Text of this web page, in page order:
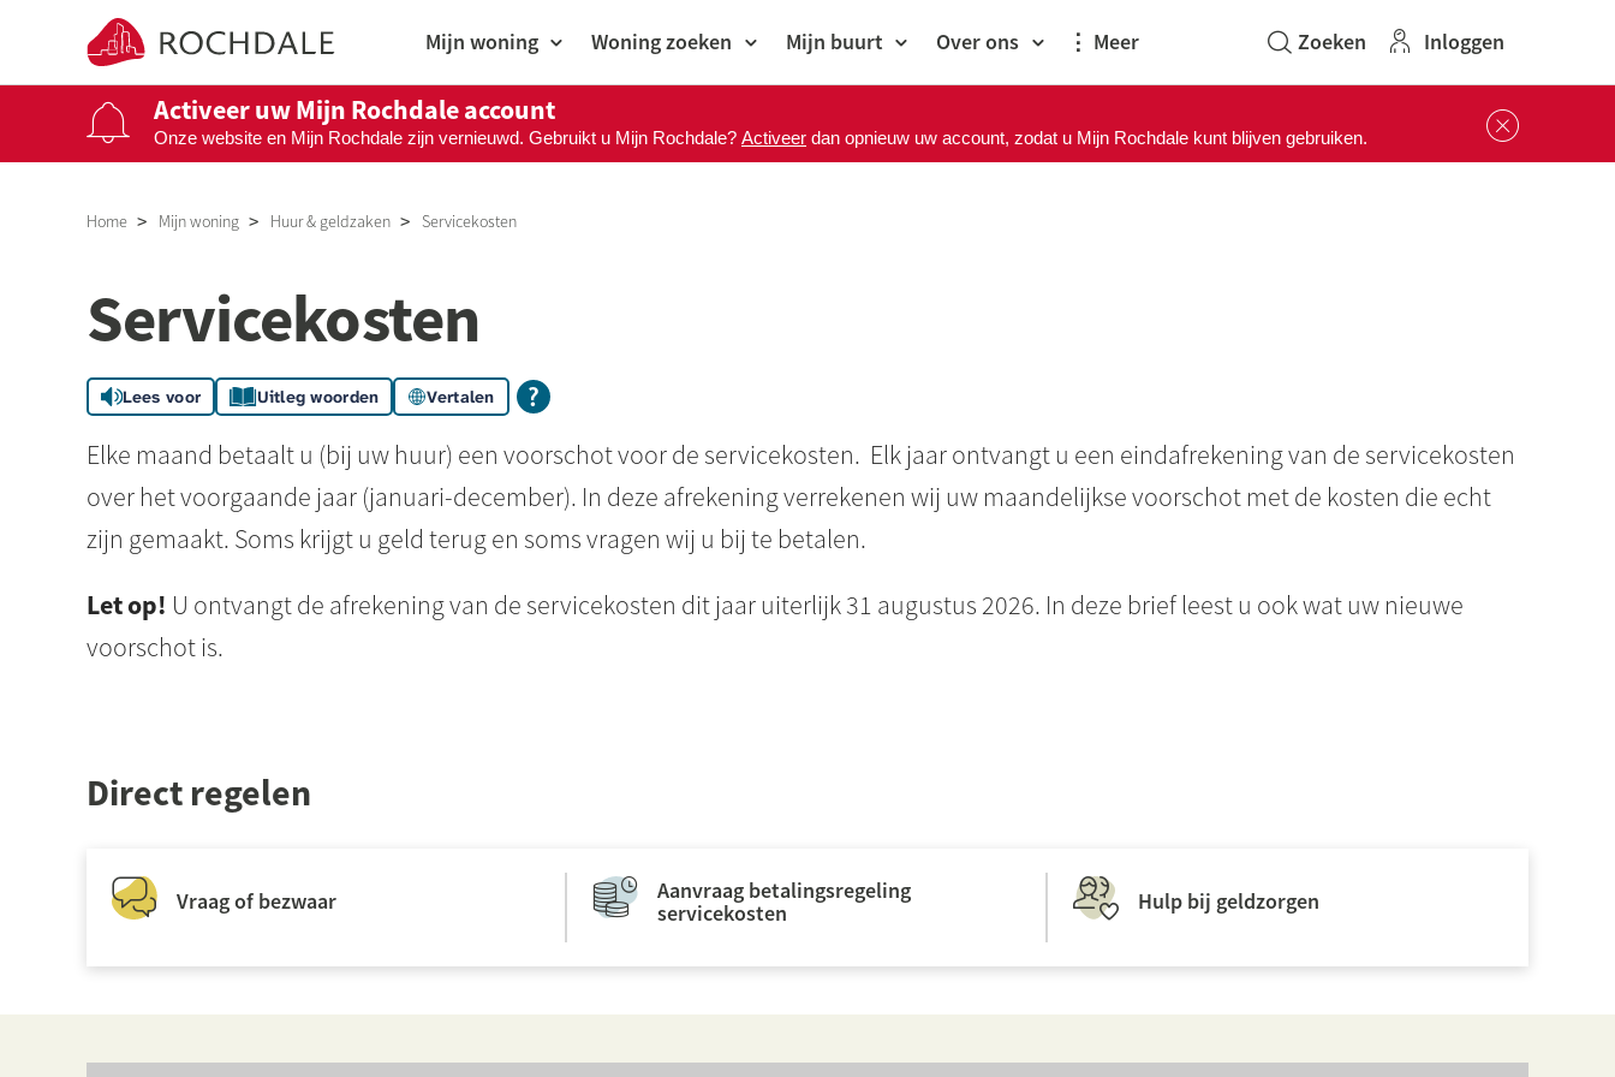
Naar de homepage Mijn woning Woning zoeken Mijn buurt Over ons Meer Inloggen
Activeer uw Mijn Rochdale account
Onze website en Mijn Rochdale zijn vernieuwd. Gebruikt u Mijn Rochdale? Activeer dan opnieuw uw account, zodat u Mijn Rochdale kunt blijven gebruiken.
Home Mijn woning Huur & geldzaken Servicekosten
Servicekosten
Lees voor Uitleg woorden Vertalen
Elke maand betaalt u (bij uw huur) een voorschot voor de servicekosten. Elk jaar ontvangt u een eindafrekening van de servicekosten
over het voorgaande jaar (januari-december). In deze afrekening verrekenen wij uw maandelijkse voorschot met de kosten die echt
zijn gemaakt. Soms krijgt u geld terug en soms vragen wij u bij te betalen.
Let op! U ontvangt de afrekening van de servicekosten dit jaar uiterlijk 31 augustus 2026. In deze brief leest u ook wat uw nieuwe
voorschot is.
Direct regelen
Vraag of bezwaar
Aanvraag betalingsregeling
servicekosten
Hulp bij geldzorgen